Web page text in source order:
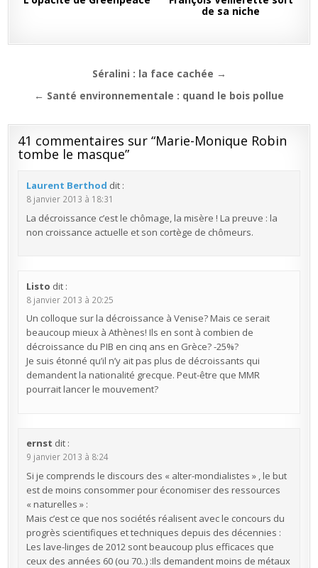
de sa niche
NavigationSéralini : la face cachée →
← Santé environnementale : quand le bois pollue
41 commentaires sur “Marie-Monique Robin
tombe le masque”
Laurent Berthod dit :
8 janvier 2013 à 18:31
La décroissance c’est le chômage, la misère ! La preuve : la
non croissance actuelle et son cortège de chômeurs.
Listo dit :
8 janvier 2013 à 20:25
Un colloque sur la décroissance à Venise? Mais ce serait
beaucoup mieux à Athènes! Ils en sont à combien de
décroissance du PIB en cinq ans en Grèce? -25%?
Je suis étonné qu’il n’y ait pas plus de décroissants qui
demandent la nationalité grecque. Peut-être que MMR
pourrait lancer le mouvement?
ernst dit :
9 janvier 2013 à 8:24
Si je comprends le discours des « alter-mondialistes » , le but
est de moins consommer pour économiser des ressources
« naturelles » :
Mais c’est ce que nos sociétés réalisent avec le concours du
progrès scientifiques et techniques depuis des décennies :
Les lave-linges de 2012 sont beaucoup plus efficaces que
ceux des années 60 (ou 70..) :Ils demandent moins de métaux